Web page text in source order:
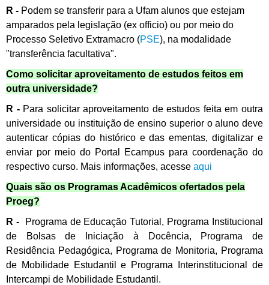
R - Podem se transferir para a Ufam alunos que estejam
amparados pela legislação (ex officio) ou por meio do
Processo Seletivo Extramacro (PSE), na modalidade
"transferência facultativa".
Como solicitar aproveitamento de estudos feitos em
outra universidade?
R - Para solicitar aproveitamento de estudos feita em outra
universidade ou instituição de ensino superior o aluno deve
autenticar cópias do histórico e das ementas, digitalizar e
enviar por meio do Portal Ecampus para coordenação do
respectivo curso. Mais informações, acesse aqui
Quais são os Programas Acadêmicos ofertados pela
Proeg?
R -
Programa de Educação Tutorial, Programa Institucional
de Bolsas de Iniciação à Docência, Programa de
Residência Pedagógica, Programa de Monitoria, Programa
de Mobilidade Estudantil e Programa Interinstitucional de
Intercampi de Mobilidade Estudantil.